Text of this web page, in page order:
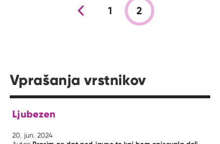
Prejšnja stran
1 2
Vprašanja vrstnikov
Ljubezen
20. jun. 2024